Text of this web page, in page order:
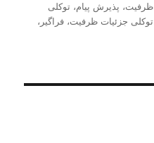
ظرفیت، پذیرش پیام،توکلی
توکلی جزئیات ظرفیت،فراگیر ،